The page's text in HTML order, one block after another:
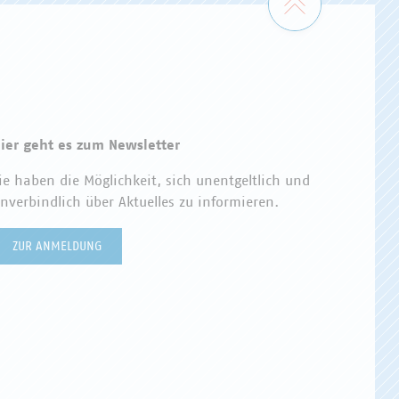
geht es zum Newsletter
haben die Möglichkeit, sich unentgeltlich und
über Aktuelles zu informieren.
ZUR ANMELDUNG